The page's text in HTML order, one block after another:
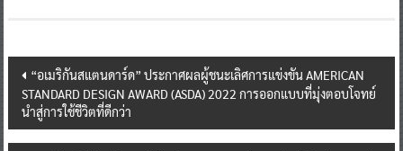
Post
navigation
“อเมริกันสแตนดาร์ด” ประกาศผลผู้ชนะเลิศการแข่งขัน AMERICAN
STANDARD DESIGN AWARD (ASDA) 2022 การออกแบบที่มุ่งตอบโจทย์
นำสู่การใช้ชีวิตที่ดีกว่า